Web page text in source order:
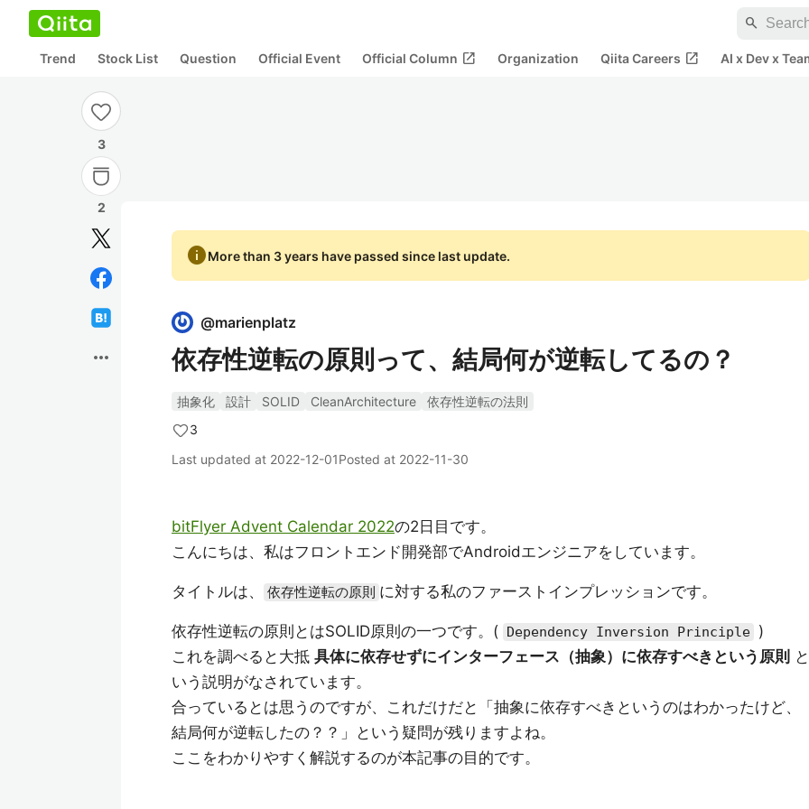
search
Trend Stock List Question Official Event Official Column open_in_new Organization Qiita Careers open_in_new AI x Dev x
3
2
more_horiz
infoMore than 3 years have passed since last update.
@marienplatz
依存性逆転の原則って、結局何が逆転してるの？
抽象化 設計 SOLID CleanArchitecture
依存性逆転の法則
3
Last updated at 2022-12-01Posted at 2022-11-30
bitFlyer Advent Calendar 2022の2日目です。
こんにちは、私はフロントエンド開発部でAndroidエンジニアをしています。
タイトルは、 依存性逆転の原則 に対する私のファーストインプレッションです。
依存性逆転の原則とはSOLID原則の一つです。( Dependency Inversion Principle )
これを調べると大抵 具体に依存せずにインターフェース（抽象）に依存すべきという原則 と
いう説明がなされています。
合っているとは思うのですが、これだけだと「抽象に依存すべきというのはわかったけど、
結局何が逆転したの？？」という疑問が残りますよね。
ここをわかりやすく解説するのが本記事の目的です。